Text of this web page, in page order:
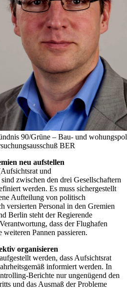
90/Grüne – Bau- und
BER
neu aufstellen
und
zwischen den drei Gesellschaftern
werden. Es muss sichergestellt
Aufteilung von politisch
versierten Personal in den Gremien
Berlin steht der Regierende
dass der Flughafen
Pannen passieren.
organisieren
werden, dass Aufsichtsrat
informiert werden. In
Berichte nur ungenügend den
und das Ausmaß der Probleme